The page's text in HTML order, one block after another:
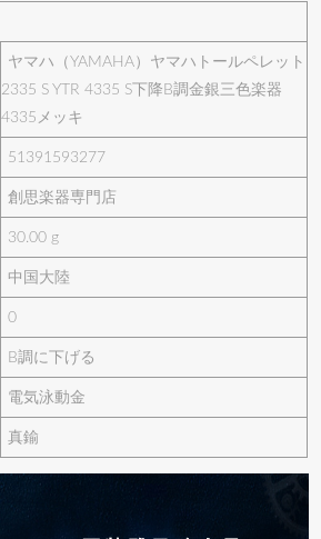
ヤマハ（YAMAHA）ヤマハトールペレット
2335 S YTR 4335 S下降B調金銀三色楽器
4335メッキ
51391593277
創思楽器専門店
30.00 g
中国大陸
0
B調に下げる
電気泳動金
真鍮